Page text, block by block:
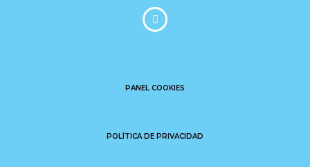
PANEL COOKIES
POLÍTICA DE PRIVACIDAD